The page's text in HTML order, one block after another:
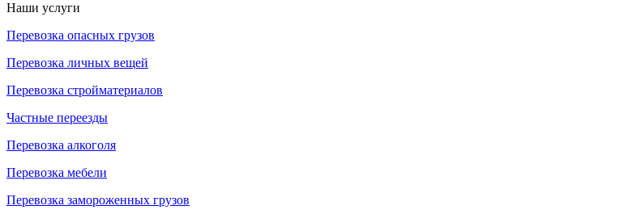
Наши услуги
Перевозка опасных грузов
Перевозка личных вещей
Перевозка стройматериалов
Частные переезды
Перевозка алкоголя
Перевозка мебели
Перевозка замороженных грузов